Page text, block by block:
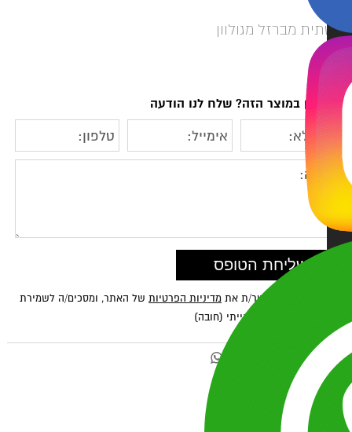
מברזל מגולוון
במוצר הזה? שלח לנו הודעה
ואני מאשר/ת אתמדיניות הפרטיותשל האתר, ומסכים/ה לשמירת
לצורך טיפול בפנייתי (חובה)